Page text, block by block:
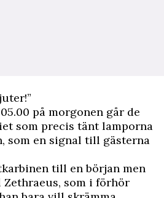
på morgonen går de
som precis tänt lamporna
som en signal till gästerna
till en början men
som i förhör